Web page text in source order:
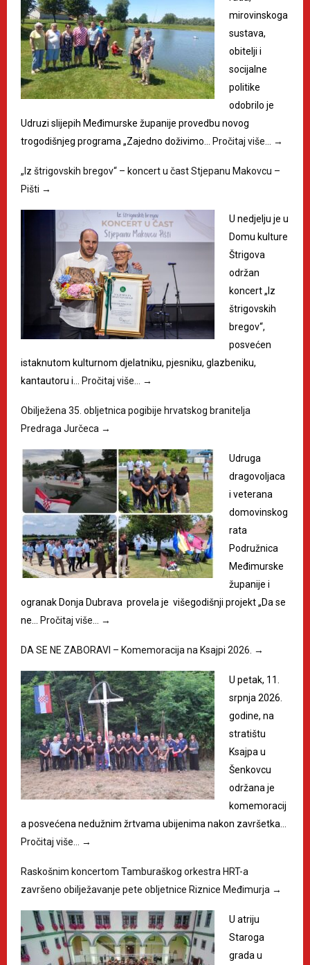
mirovinskoga
sustava,
obitelji i
socijalne
politike
odobrilo je
Udruzi slijepih Međimurske županije provedbu novog
trogodišnjeg programa „Zajedno doživimo… Pročitaj više… →
„Iz štrigovskih bregov“ – koncert u čast Stjepanu Makovcu –
Pišti →
U nedjelju je u
Domu kulture
Štrigova
održan
koncert „Iz
štrigovskih
bregov“,
posvećen
istaknutom kulturnom djelatniku, pjesniku, glazbeniku,
kantautoru i… Pročitaj više… →
Obilježena 35. obljetnica pogibije hrvatskog branitelja
Predraga Jurčeca →
Udruga
dragovoljaca
i veterana
domovinskog
rata
Podružnica
Međimurske
županije i
ogranak Donja Dubrava provela je višegodišnji projekt „Da se
ne… Pročitaj više… →
DA SE NE ZABORAVI – Komemoracija na Ksajpi 2026. →
U petak, 11.
srpnja 2026.
godine, na
stratištu
Ksajpa u
Šenkovcu
održana je
komemoracij
a posvećena nedužnim žrtvama ubijenima nakon završetka…
Pročitaj više… →
Raskošnim koncertom Tamburaškog orkestra HRT-a
završeno obilježavanje pete obljetnice Riznice Međimurja →
U atriju
Staroga
grada u